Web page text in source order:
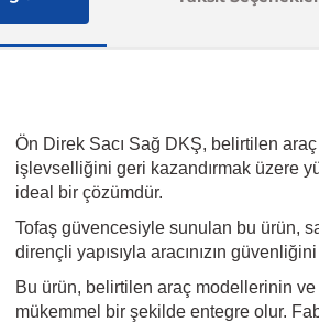
Ön Direk Sacı Sağ DKŞ, belirtilen
işlevselliğini geri kazandırmak üzere
ideal bir çözümdür.
Tofaş güvencesiyle sunulan bu ürün,
dirençli yapısıyla aracınızın
Bu ürün, belirtilen araç modellerinin ve
mükemmel bir şekilde entegre olur.